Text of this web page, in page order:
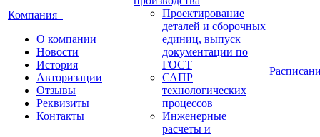
Компания
О компании
Новости
История
Авторизации
Отзывы
Реквизиты
Контакты
Проектирование
деталей и сборочных
единиц, выпуск
документации по
ГОСТ
САПР
технологических
процессов
Инженерные
расчеты и